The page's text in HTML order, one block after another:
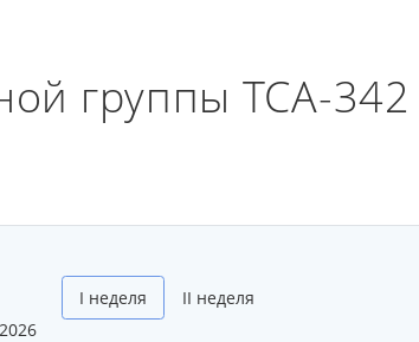
группы ТСА-342
I неделя II неделя